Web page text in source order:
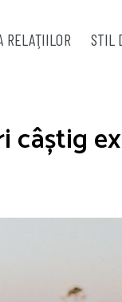
RELAŢIILOR STIL
câștig